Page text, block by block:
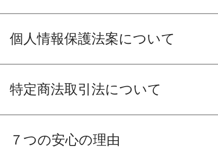
個人情報保護法案について
特定商法取引法について
７つの安心の理由